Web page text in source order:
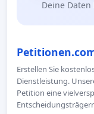
Deine
Erstellen Sie
Dienstleistung.
Petition eine